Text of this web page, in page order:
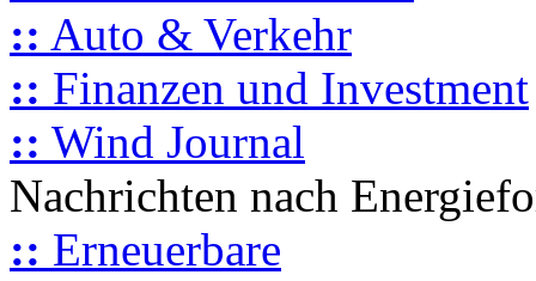
:: Auto & Verkehr
:: Finanzen und Investment
:: Wind Journal
Nachrichten nach
:: Erneuerbare